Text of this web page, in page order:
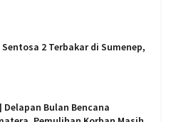
Sentosa 2 Terbakar di Sumenep,
Delapan Bulan Bencana